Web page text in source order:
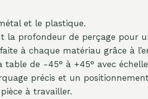
et le plastique.
la profondeur de perçage pour
à chaque matériau grâce à
table de -45° à +45° avec
précis et un
à travailler.